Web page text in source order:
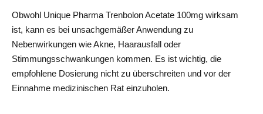
Obwohl Unique Pharma Trenbolon Acetate 100mg wirksam
ist, kann es bei unsachgemäßer Anwendung zu
Nebenwirkungen wie Akne, Haarausfall oder
Stimmungsschwankungen kommen. Es ist wichtig, die
empfohlene Dosierung nicht zu überschreiten und vor der
Einnahme medizinischen Rat einzuholen.